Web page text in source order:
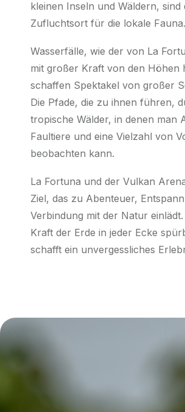
kleinen Inseln und Wäldern, sind
Zufluchtsort für die lokale Fauna.
Wasserfälle, wie der von La
mit großer Kraft von den Höhen
schaffen Spektakel von großer
Die Pfade, die zu ihnen führen,
tropische Wälder, in denen man
Faultiere und eine Vielzahl von
beobachten kann.
La Fortuna und der Vulkan
Ziel, das zu Abenteuer,
Verbindung mit der Natur
Kraft der Erde in jeder Ecke
schafft ein unvergessliches